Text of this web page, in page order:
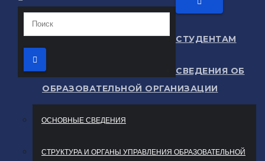
СТУДЕНТАМ
СВЕДЕНИЯ ОБ
ОБРАЗОВАТЕЛЬНОЙ ОРГАНИЗАЦИИ
ОСНОВНЫЕ СВЕДЕНИЯ
СТРУКТУРА И ОРГАНЫ УПРАВЛЕНИЯ ОБРАЗОВАТЕЛЬНОЙ